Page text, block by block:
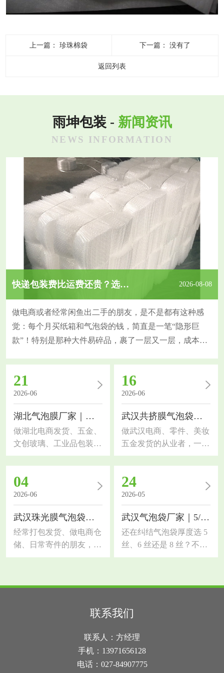
上一篇：珍珠棉袋 下一篇：没有了
返回列表
雨坤包装 - 新闻资讯
NEWS INFORMATION
快递包装费比运费还贵？选对气泡袋一年省下大几千！ 2026-08-08
做电商或者经常闲鱼出二手的朋友，是不是都有这种感
觉：每个月买纸箱和气泡袋的钱，简直是一笔“隐形巨
款”！特别是那种大件易碎品，裹了一层又一层，成本蹭
一，价格跟“克重”直接挂钩。别只看多少钱一包，要看每
平方米的克重。常规气泡袋有小泡（直径10mm）和大泡
（直径25mm）之分。大泡缓冲性能好，但同等面积下用
21
2026-06
湖北气泡膜厂家｜包装选材干货，电商工厂通用指南
做湖北电商发货、五金、
文创玻璃、工业品包装的
朋友，对缓冲气泡膜的需
求一定很大。市面上气泡
膜质量参差不齐，选错容
易出现货品破损、受潮、
抗压性差等问题。今天结
合本地行业需求，科普湖
北气泡膜厂家选材知识，
帮大家分清优劣、选对适
配品类，降低包装损耗和
防震、缓冲效果，同时具
备防水、防潮、防刮花的
碎、易损、货品的运输包
16
2026-06
武汉共挤膜气泡袋｜包装选材干货，电商工厂都适用
做武汉电商、零件、美妆
五金发货的从业者，一定
要了解武汉共挤膜气泡
袋，作为缓冲包装材料，
对比普通珠光气泡袋防护
能力提升一大截，今天拆
解材质优势、适用行业和
选材技巧。传统单层气泡
袋韧性差，尖锐五金、玻
璃制品易刺破，而共挤膜
采用多层复合共挤工艺，
密闭遮光，具备防水防
潮、防静电多重功能。武
输易淋雨，这款包装滴水
不透，能
04
2026-06
武汉珠光膜气泡袋｜和普通气泡袋、快递袋的区别
经常打包发货、做电商仓
储、日常寄件的朋友，大
概率都纠结过包装选材！
得相似，实际材质、防护
效果、颜值和适用场景差
距超大。选错包装要么货
品磕碰破损，要么过度包
装浪费成本，今天一次性
讲透三者核心区别，新手
24
2026-05
武汉气泡袋厂家｜5/6/8 丝怎么选？一篇讲透
还在纠结气泡袋厚度选 5
丝、6 丝还是 8 丝？不同
厚度防护力和成本差很
操经验，帮你理清 3 种常
用厚度的用途差别，新手
也能快速选对先搞懂基础
韧性越强、防护越好，价
联系我们
联系人：方经理
手机：13971656128
电话：027-84907775